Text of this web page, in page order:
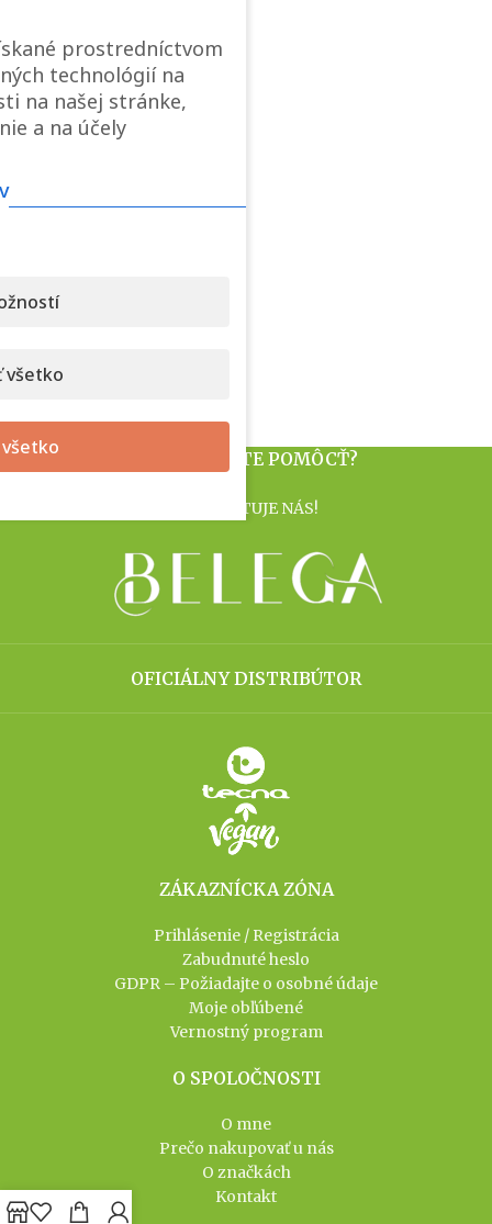
POTREBUJETE POMÔCŤ?
KONTAKTUJE NÁS!
OFICIÁLNY DISTRIBÚTOR
ZÁKAZNÍCKA ZÓNA
Prihlásenie / Registrácia
Zabudnuté heslo
GDPR – Požiadajte o osobné údaje
Moje obľúbené
Vernostný program
O SPOLOČNOSTI
O mne
Prečo nakupovať u nás
O značkách
Kontakt
prostredníctvom
technológií na
na našej stránke,
a na účely
všetko